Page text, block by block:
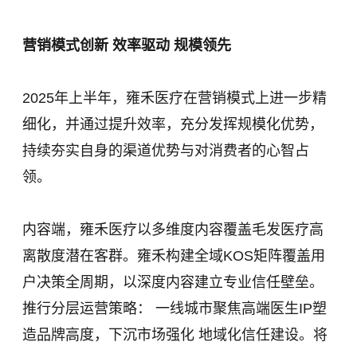
营销模式创新 效率驱动 规模领先
2025年上半年，雍禾医疗在营销模式上进一步精
细化，并通过提升效率，充分发挥规模化优势，
持续夯实自身的渠道优势与对消费者的心智占
领。
内容端，雍禾医疗以多维度内容覆盖毛发医疗高
离散度潜在客群。雍禾构建全域KOS矩阵覆盖用
户决策全周期，以深度内容建立专业信任壁垒。
推行分层运营策略： 一线城市聚焦高端医生IP塑
造品牌高度，下沉市场强化 地域化信任建设。将